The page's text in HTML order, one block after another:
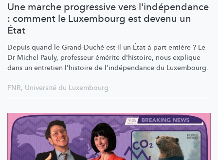
Une marche progressive vers l'indépendance
: comment le Luxembourg est devenu un
État
Depuis quand le Grand-Duché est-il un État à part entière ? Le
Dr Michel Pauly, professeur émérite d'histoire, nous explique
dans un entretien l'histoire de l'indépendance du Luxembourg.
FNR, Université du Luxembourg